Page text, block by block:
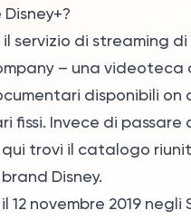
il servizio di streaming
– una videoteca
disponibili on
fissi. Invece di passare
trovi il catalogo
Disney.
12 novembre 2019 negli